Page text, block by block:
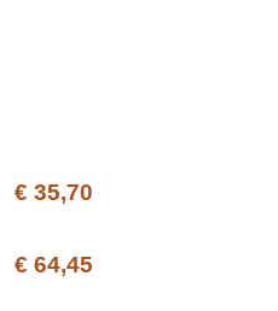
€ 35,70
€ 64,45